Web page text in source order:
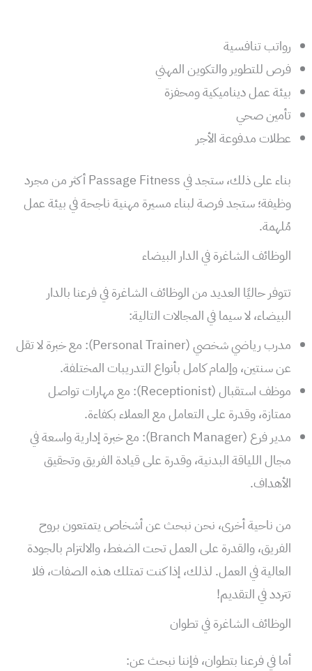
رواتب تنافسية
فرص للتطوير والتكوين المهني
بيئة عمل ديناميكية ومحفزة
تأمين صحي
عطلات مدفوعة الأجر
بناء على ذلك، ستجد في Passage Fitness أكثر من مجرد
وظيفة؛ ستجد فرصة لبناء مسيرة مهنية ناجحة في بيئة عمل
مُلهمة.
الوظائف الشاغرة في الدار البيضاء
تتوفر حاليًا العديد من الوظائف الشاغرة في فرعنا بالدار
البيضاء، لا سيما في المجالات التالية:
مدرب رياضي شخصي (Personal Trainer): مع خبرة لا تقل
عن سنتين، وإلمام كامل بأنواع التدريبات المختلفة.
موظف استقبال (Receptionist): مع مهارات تواصل
ممتازة، وقدرة على التعامل مع العملاء بكفاءة.
مدير فرع (Branch Manager): مع خبرة إدارية واسعة في
مجال اللياقة البدنية، وقدرة على قيادة الفريق وتحقيق
الأهداف.
من ناحية أخرى، نحن نبحث عن أشخاص يتمتعون بروح
الفريق، والقدرة على العمل تحت الضغط، والالتزام بالجودة
العالية في العمل. لذلك، إذا كنت تمتلك هذه الصفات، فلا
تتردد في التقديم!
الوظائف الشاغرة في تطوان
أما في فرعنا بتطوان، فإننا نبحث عن: